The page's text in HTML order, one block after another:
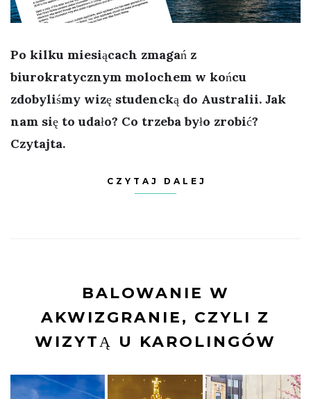
Po kilku miesiącach zmagań z
biurokratycznym molochem w końcu
zdobyliśmy wizę studencką do Australii. Jak
nam się to udało? Co trzeba było zrobić?
Czytajta.
CZYTAJ DALEJ
BALOWANIE W
AKWIZGRANIE, CZYLI Z
WIZYTĄ U KAROLINGÓW